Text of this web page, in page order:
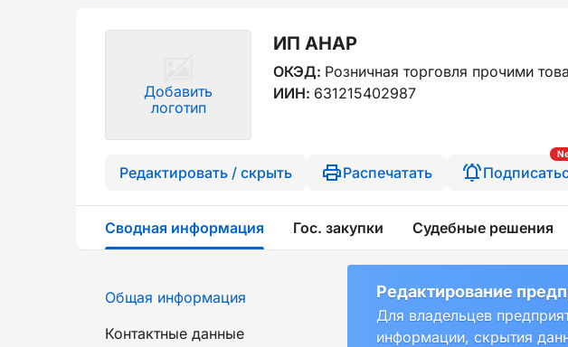
Добавить
логотип
ИП АНАР
ОКЭД: Розничная торговля прочими
ИИН: 631215402987
Редактировать / скрыть Распечатать
Сводная информация Гос. закупки Судебные решения
Общая информация
Контактные данные
Редактирование
Для владельцев
информации, скрытия